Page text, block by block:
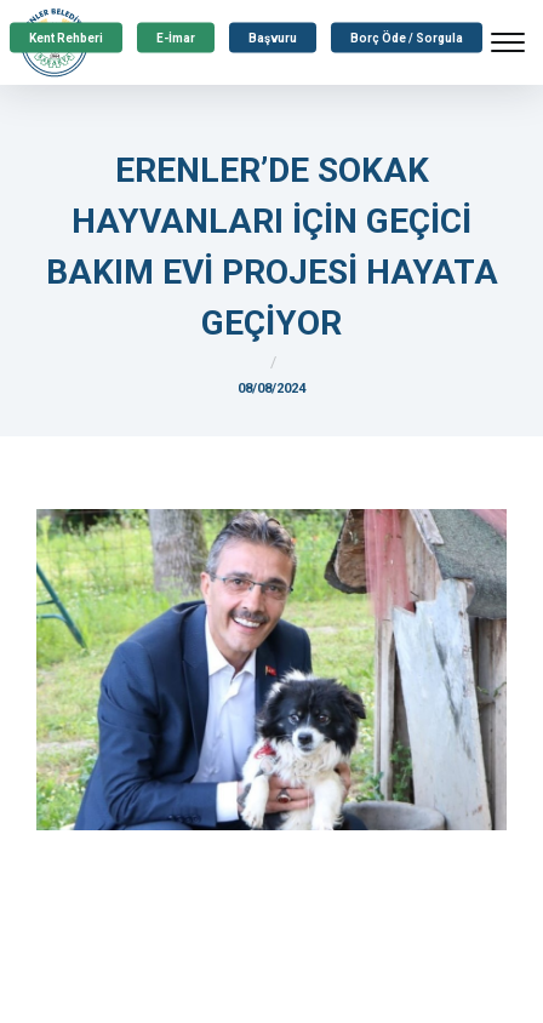
Kent Rehberi E-İmar Başvuru Borç Öde / Sorgula
ERENLER’DE SOKAK
HAYVANLARI İÇİN GEÇİCİ
BAKIM EVİ PROJESİ HAYATA
GEÇİYOR
08/08/2024